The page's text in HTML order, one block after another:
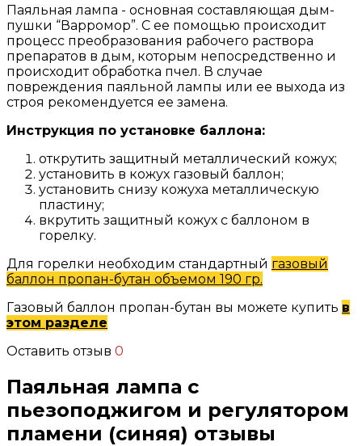
Паяльная лампа - основная составляющая дым-
пушки “Варромор”. С ее помощью происходит
процесс преобразования рабочего раствора
препаратов в дым, которым непосредственно и
происходит обработка пчел. В случае
повреждения паяльной лампы или ее выхода из
строя рекомендуется ее замена.
Инструкция по установке баллона:
открутить защитный металлический кожух;
установить в кожух газовый баллон;
установить снизу кожуха металлическую
пластину;
вкрутить защитный кожух с баллоном в
горелку.
Для горелки необходим стандартный газовый
баллон пропан-бутан объемом 190 гр.
Газовый баллон пропан-бутан вы можете купить в
этом разделе
Оставить отзыв 0
Паяльная лампа с
пьезоподжигом и регулятором
пламени (синяя) отзывы